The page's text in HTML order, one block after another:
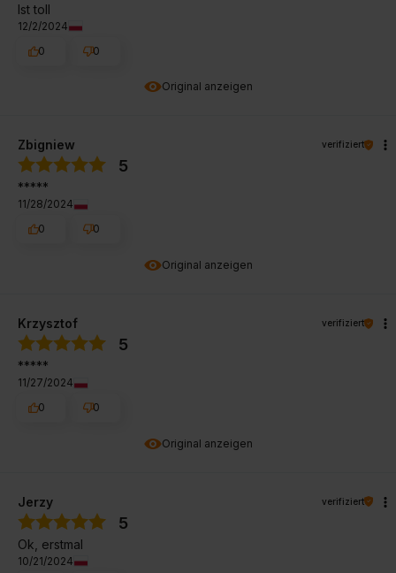
Original anzeigen
Ist toll
12/2/2024
0
0
Original anzeigen
Zbigniew verifiziert
5
*****
11/28/2024
0
0
Original anzeigen
Krzysztof verifiziert
5
*****
11/27/2024
0
0
Jerzy verifiziert
5
Ok, erstmal
10/21/2024